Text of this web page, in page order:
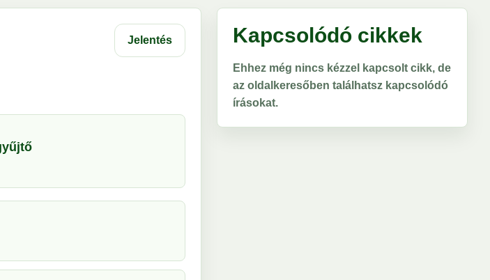
Jelentés Kapcsolódó cikkek
Ehhez még nincs kézzel kapcsolt cikk, de
az oldalkeresőben találhatsz kapcsolódó
írásokat.